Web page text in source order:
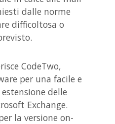
dalle norme
difficoltosa o
CodeTwo,
per una facile e
delle
Exchange.
la versione on-